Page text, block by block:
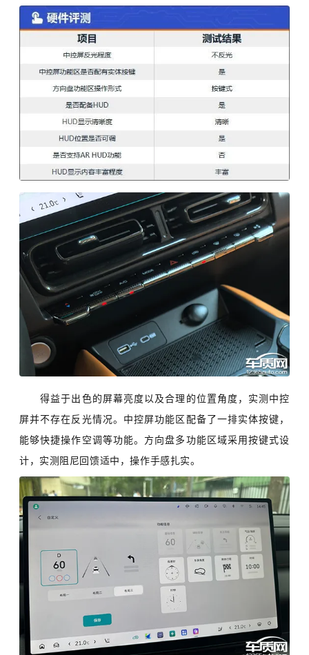
得益于出色的屏幕亮度以及合理的位置角度，实测中控
屏并不存在反光情况。中控屏功能区配备了一排实体按键，
能够快捷操作空调等功能。方向盘多功能区域采用按键式设
计，实测阻尼回馈适中，操作手感扎实。